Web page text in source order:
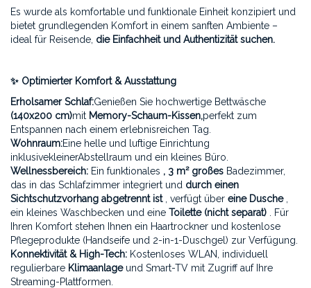
Es wurde als komfortable und funktionale Einheit konzipiert und
bietet grundlegenden Komfort in einem sanften Ambiente –
ideal für Reisende, die Einfachheit und Authentizität suchen.
✨ Optimierter Komfort & Ausstattung
Erholsamer Schlaf:Genießen Sie hochwertige Bettwäsche
(140x200 cm)mit Memory-Schaum-Kissen,perfekt zum
Entspannen nach einem erlebnisreichen Tag.
Wohnraum:Eine helle und luftige Einrichtung
inklusivekleinerAbstellraum und ein kleines Büro.
Wellnessbereich: Ein funktionales , 3 m² großes Badezimmer,
das in das Schlafzimmer integriert und durch einen
Sichtschutzvorhang abgetrennt ist, verfügt über eine Dusche,
ein kleines Waschbecken und eine Toilette (nicht separat) . Für
Ihren Komfort stehen Ihnen ein Haartrockner und kostenlose
Pflegeprodukte (Handseife und 2-in-1-Duschgel) zur Verfügung.
Konnektivität & High-Tech: Kostenloses WLAN, individuell
regulierbare Klimaanlageund Smart-TV mit Zugriff auf Ihre
Streaming-Plattformen.